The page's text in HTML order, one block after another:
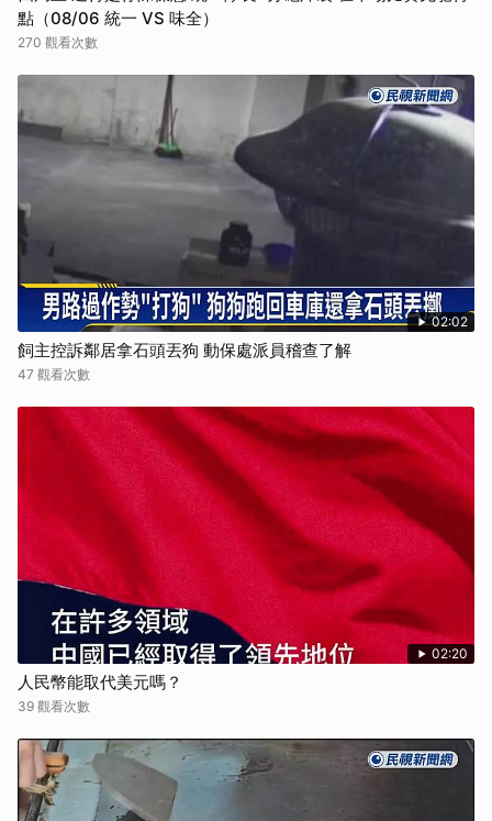
點（08/06 統一 VS 味全）
270 觀看次數
02:02
飼主控訴鄰居拿石頭丟狗 動保處派員稽查了解
47 觀看次數
02:20
人民幣能取代美元嗎？
39 觀看次數